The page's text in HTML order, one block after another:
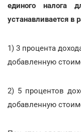
единого налога
устанавливается в
1) 3 процента
добавленную
2) 5 процентов
добавленную